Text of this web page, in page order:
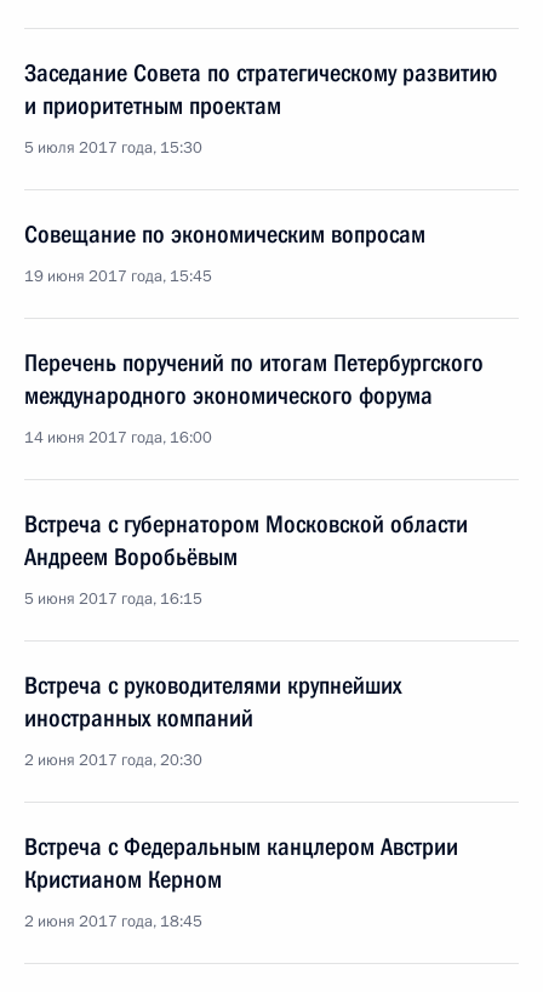
Заседание Совета по стратегическому развитию
и приоритетным проектам
5 июля 2017 года, 15:30
Совещание по экономическим вопросам
19 июня 2017 года, 15:45
Перечень поручений по итогам Петербургского
международного экономического форума
14 июня 2017 года, 16:00
Встреча с губернатором Московской области
Андреем Воробьёвым
5 июня 2017 года, 16:15
Встреча с руководителями крупнейших
иностранных компаний
2 июня 2017 года, 20:30
Встреча с Федеральным канцлером Австрии
Кристианом Керном
2 июня 2017 года, 18:45